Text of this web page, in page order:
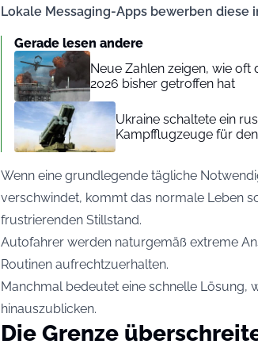
Lokale Messaging-Apps bewerben diese
Gerade lesen andere
Neue Zahlen zeigen, wie oft
2026 bisher getroffen hat
Ukraine schaltete ein
Kampfflugzeuge für
Wenn eine grundlegende tägliche
verschwindet, kommt das normale Leben
frustrierenden Stillstand.
Autofahrer werden naturgemäß extreme
Routinen aufrechtzuerhalten.
Manchmal bedeutet eine schnelle Lösung,
hinauszublicken.
Die Grenze